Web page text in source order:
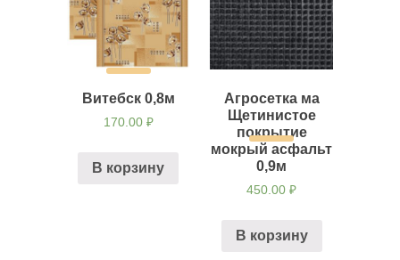
Витебск 0,8м
170.00 ₽
В корзину
Агросетка ма
Щетинистое
покрытие
мокрый асфальт
0,9м
450.00₽
В корзину